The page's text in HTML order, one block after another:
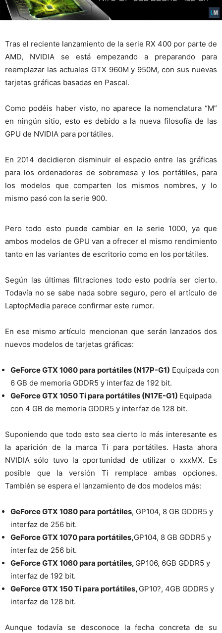
Tras el reciente lanzamiento de la serie RX 400 por parte de
AMD, NVIDIA se está empezando a preparando para
reemplazar las actuales GTX 960M y 950M, con sus nuevas
tarjetas gráficas basadas en Pascal.
Como podéis haber visto, no aparece la nomenclatura “M”
en ningún sitio, esto es debido a la nueva filosofía de las
GPU de NVIDIA para portátiles.
En 2014 decidieron disminuir el espacio entre las gráficas
para los ordenadores de sobremesa y los portátiles, para
los modelos que comparten los mismos nombres, y lo
mismo pasó con la serie 900.
Pero todo esto puede cambiar en la serie 1000, ya que
ambos modelos de GPU van a ofrecer el mismo rendimiento
tanto en las variantes de escritorio como en los portátiles.
Según las últimas filtraciones todo esto podría ser cierto.
Todavía no se sabe nada sobre seguro, pero el artículo de
LaptopMedia parece confirmar este rumor.
En ese mismo artículo mencionan que serán lanzados dos
nuevos modelos de tarjetas gráficas:
GeForce GTX 1060 para portátiles (N17P-G1) Equipada con
6 GB de memoria GDDR5 y interfaz de 192 bit.
GeForce GTX 1050 Ti para portátiles (N17E-G1) Equipada
con 4 GB de memoria GDDR5 y interfaz de 128 bit.
Suponiendo que todo esto sea cierto lo más interesante es
la aparición de la marca Ti para portátiles. Hasta ahora
NVIDIA sólo tuvo la oportunidad de utilizar o xxxMX. Es
posible que la versión Ti remplace ambas opciones.
También se espera el lanzamiento de dos modelos más:
GeForce GTX 1080 para portátiles, GP104, 8 GB GDDR5 y
interfaz de 256 bit.
GeForce GTX 1070 para portátiles,GP104, 8 GB GDDR5 y
interfaz de 256 bit.
GeForce GTX 1060 para portátiles, GP106, 6GB GDDR5 y
interfaz de 192 bit.
GeForce GTX 150 Ti para portátiles, GP10?, 4GB GDDR5 y
interfaz de 128 bit.
Aunque todavía se desconoce la fecha concreta de su